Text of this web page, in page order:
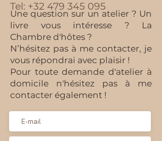
Tel: +32 479 345 095
Une question sur un atelier ? Un
livre vous intéresse ? La
Chambre d'hôtes ?
N’hésitez pas à me contacter, je
vous répondrai avec plaisir !
Pour toute demande d'atelier à
domicile n'hésitez pas à me
contacter également !